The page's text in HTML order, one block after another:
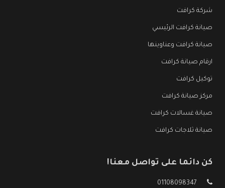
شركة كرافت
صيانة كرافت الرئيسي
صيانة كرافت وعناوينها
ارقام صيانة كرافت
توكيل كرافت
مركز صيانة كرافت
صيانة غسالات كرافت
صيانة ثلاجات كرافت
كن دائما على تواصل معنا!
01108098347